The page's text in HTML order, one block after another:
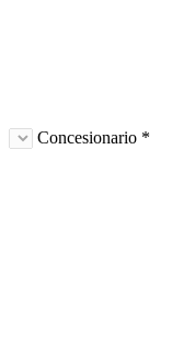
Concesionario *